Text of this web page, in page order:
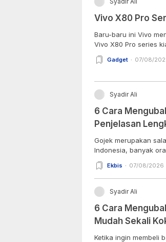
Vivo X80 Pro
Baru-baru ini Vivo
Vivo X80 Pro series
Gadget 07/08/
Syadir Ali
6 Cara
Penjelasan
Gojek merupakan
Indonesia, banyak
Ekbis 07/08/2026 |
Syadir Ali
6 Cara
Mudah Sekali
Ketika ingin membeli